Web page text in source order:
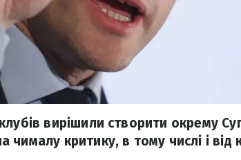
вирішили створити окрему
чималу критику, в тому числі і від